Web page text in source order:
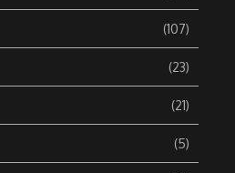
(107)
(23)
(21)
(5)